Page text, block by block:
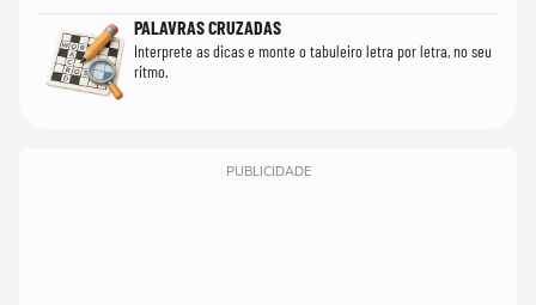
PALAVRAS CRUZADAS
Interprete as dicas e monte o tabuleiro letra por letra, no seu
ritmo.
PUBLICIDADE